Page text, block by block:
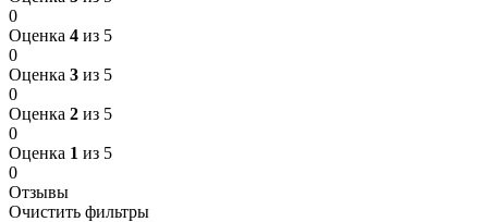
0
Оценка 4 из 5
0
Оценка 3 из 5
0
Оценка 2 из 5
0
Оценка 1 из 5
0
Отзывы
Очистить фильтры